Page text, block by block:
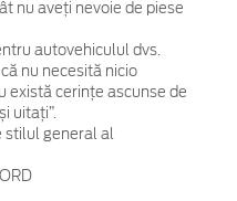
nu aveți nevoie de piese
autovehiculul dvs.
nu necesită nicio
există cerințe ascunse de
uitați”.
general al